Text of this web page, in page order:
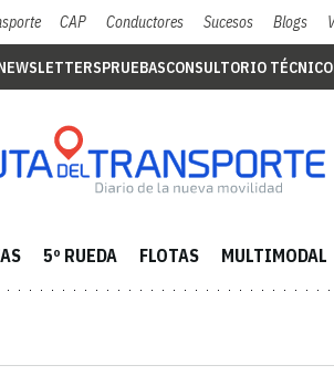
CAP Conductores Sucesos Blogs
PRUEBASCONSULTORIO TÉCNICO
5º RUEDA FLOTAS MULTIMODAL